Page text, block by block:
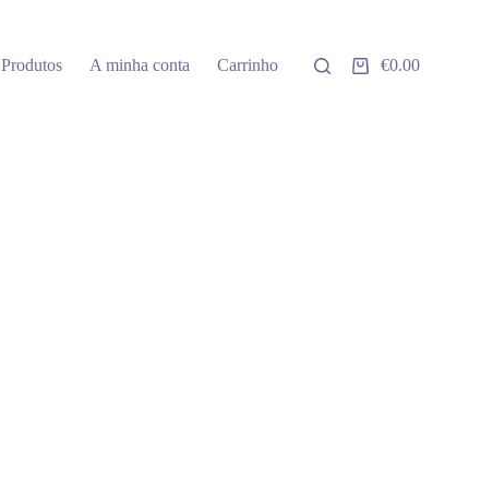
Produtos A minha conta Carrinho
Carrinho
€0.00